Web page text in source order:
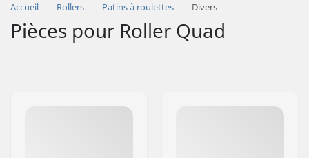
Accueil Rollers Patins à roulettes Divers
Pièces pour Roller Quad